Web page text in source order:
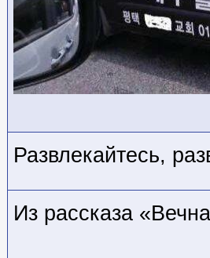
Развлекайтесь,
Из рассказа